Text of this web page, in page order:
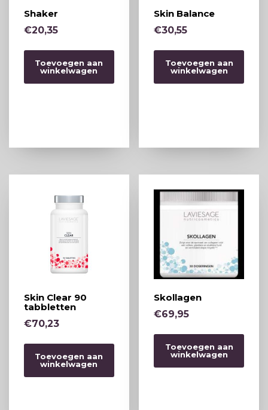
Shaker
€20,35
Toevoegen aan
winkelwagen
Skin Balance
€30,55
Toevoegen aan
winkelwagen
Skin Clear 90
tabbletten
€70,23
Toevoegen aan
winkelwagen
Skollagen
€69,95
Toevoegen aan
winkelwagen